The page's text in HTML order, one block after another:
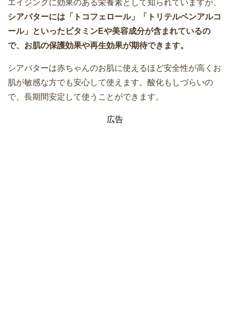
エイジングに効果のある栄養素として知られていますが、
シアバターには「トコフェロール」「トリテルペンアルコ
ール」といったビタミンEや美容成分が含まれているの
で、お肌の保護効果や再生効果が期待できます。
シアバターは赤ちゃんのお肌に使えるほど安全性が高くお
肌が敏感な方でも安心して使えます。酸化もしづらいの
で、長期間安定して使うことができます。
広告